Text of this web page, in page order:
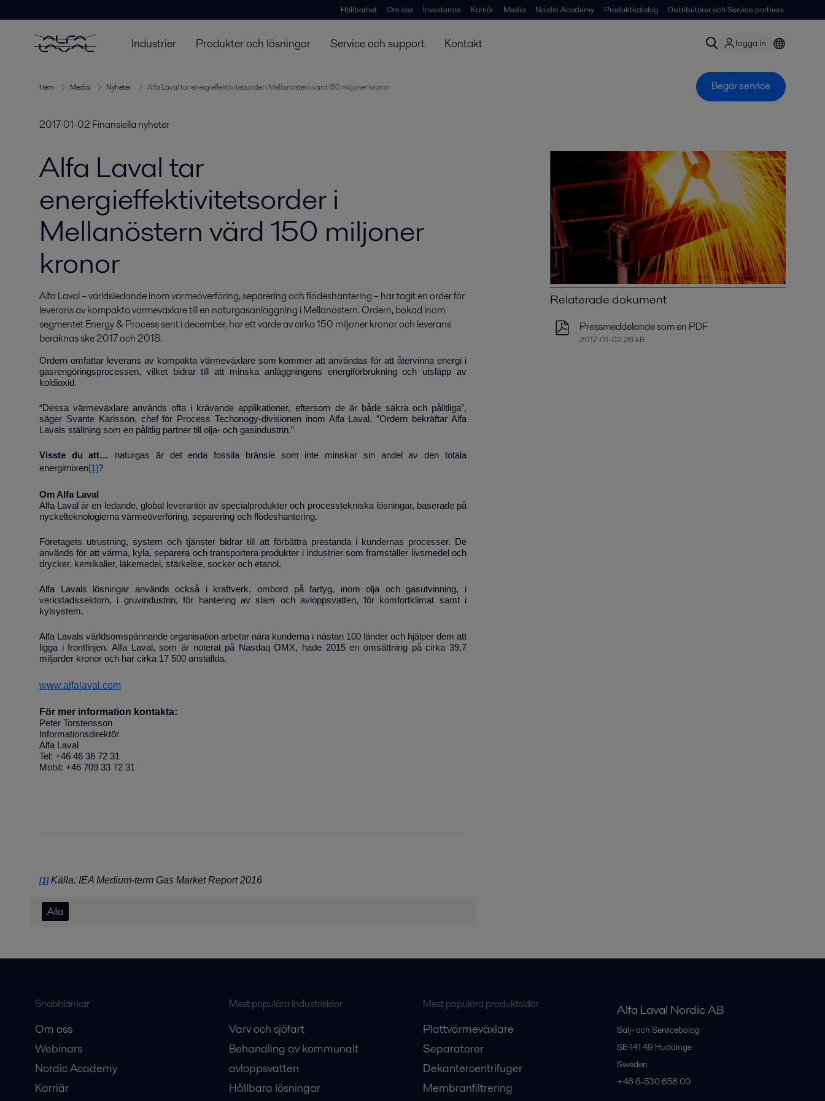
Hållbarhet Om oss Investerare Karriär Media Nordic Academy Produktkatalog Distributörer och Service partners
Industrier Produkter och lösningar Service och support Kontakt logga in
Hem Media Nyheter Alfa Laval tar energieffektivitetsorder i Mellanöstern värd 150 miljoner kronor Begär service
2017-01-02 Finansiella nyheter
Alfa Laval tar
energieffektivitetsorder i
Mellanöstern värd 150 miljoner
kronor
Alfa Laval – världsledande inom värmeöverföring, separering och flödeshantering – har tagit en order för
leverans av kompakta värmeväxlare till en naturgasanläggning i Mellanöstern. Ordern, bokad inom
segmentet Energy & Process sent i december, har ett värde av cirka 150 miljoner kronor och leverans
beräknas ske 2017 och 2018.
Ordern omfattar leverans av kompakta värmeväxlare som kommer att användas för att återvinna energi i
gasrengöringsprocessen, vilket bidrar till att minska anläggningens energiförbrukning och utsläpp av
koldioxid.
“Dessa värmeväxlare används ofta i krävande applikationer, eftersom de är både säkra och pålitliga”,
säger Svante Karlsson, chef för Process Techonogy-divisionen inom Alfa Laval. ”Ordern bekräftar Alfa
Lavals ställning som en pålitlig partner till olja- och gasindustrin.”
Visste du att… naturgas är det enda fossila bränsle som inte minskar sin andel av den totala
energimixen[1]?
Om Alfa Laval
Alfa Laval är en ledande, global leverantör av specialprodukter och processtekniska lösningar, baserade på
nyckelteknologierna värmeöverföring, separering och flödeshantering.
Företagets utrustning, system och tjänster bidrar till att förbättra prestanda i kundernas processer. De
används för att värma, kyla, separera och transportera produkter i industrier som framställer livsmedel och
drycker, kemikalier, läkemedel, stärkelse, socker och etanol.
Alfa Lavals lösningar används också i kraftverk, ombord på fartyg, inom olja och gasutvinning, i
verkstadssektorn, i gruvindustrin, för hantering av slam och avloppsvatten, för komfortklimat samt i
kylsystem.
Alfa Lavals världsomspännande organisation arbetar nära kunderna i nästan 100 länder och hjälper dem att
ligga i frontlinjen. Alfa Laval, som är noterat på Nasdaq OMX, hade 2015 en omsättning på cirka 39,7
miljarder kronor och har cirka 17 500 anställda.
www.alfalaval.com
För mer information kontakta:
Peter Torstensson
Informationsdirektör
Alfa Laval
Tel: +46 46 36 72 31
Mobil: +46 709 33 72 31
[1]Källa: IEA Medium-term Gas Market Report 2016
Alla
Relaterade dokument
Pressmeddelande som en PDF
2017-01-02 26 kB
Snabblänkar
Om oss
Webinars
Nordic Academy
Karriär
Mest populära industrisidor
Varv och sjöfart
Behandling av kommunalt
avloppsvatten
Hållbara lösningar
Mest populära produktsidor
Plattvärmeväxlare
Separatorer
Dekantercentrifuger
Membranfiltrering
Alfa Laval Nordic AB
Sälj- och Servicebolag
SE-141 49 Huddinge
Sweden
+46 8-530 656 00